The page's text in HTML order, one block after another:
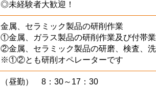
◎未経験者大歓迎！
金属、セラミック製品の研削作業
①金属、ガラス製品の研削作業及び付帯
②金属、セラミック製品の研磨、検査、
※①②とも研削オペレーターです
（昼勤） 8：30～17：30